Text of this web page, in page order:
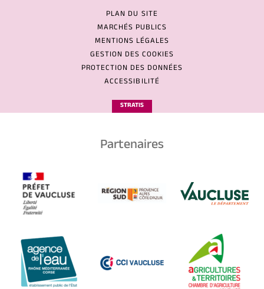
PLAN DU SITE
MARCHÉS PUBLICS
MENTIONS LÉGALES
GESTION DES COOKIES
PROTECTION DES DONNÉES
ACCESSIBILITÉ
STRATIS
Partenaires